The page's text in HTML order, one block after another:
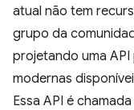
atual não tem
grupo da
projetando uma API
modernas
Essa API é